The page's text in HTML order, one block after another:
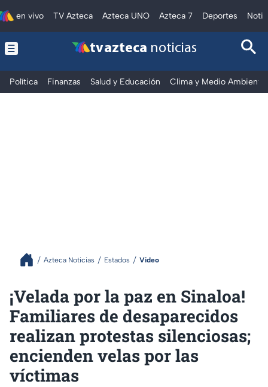
en vivo TV Azteca Azteca UNO Azteca 7 Deportes
tv azteca noticias
Política Finanzas Salud y Educación Clima y Medio Ambiente
Azteca Noticias Estados Video
¡Velada por la paz en Sinaloa!
Familiares de desaparecidos
realizan protestas silenciosas;
encienden velas por las
víctimas